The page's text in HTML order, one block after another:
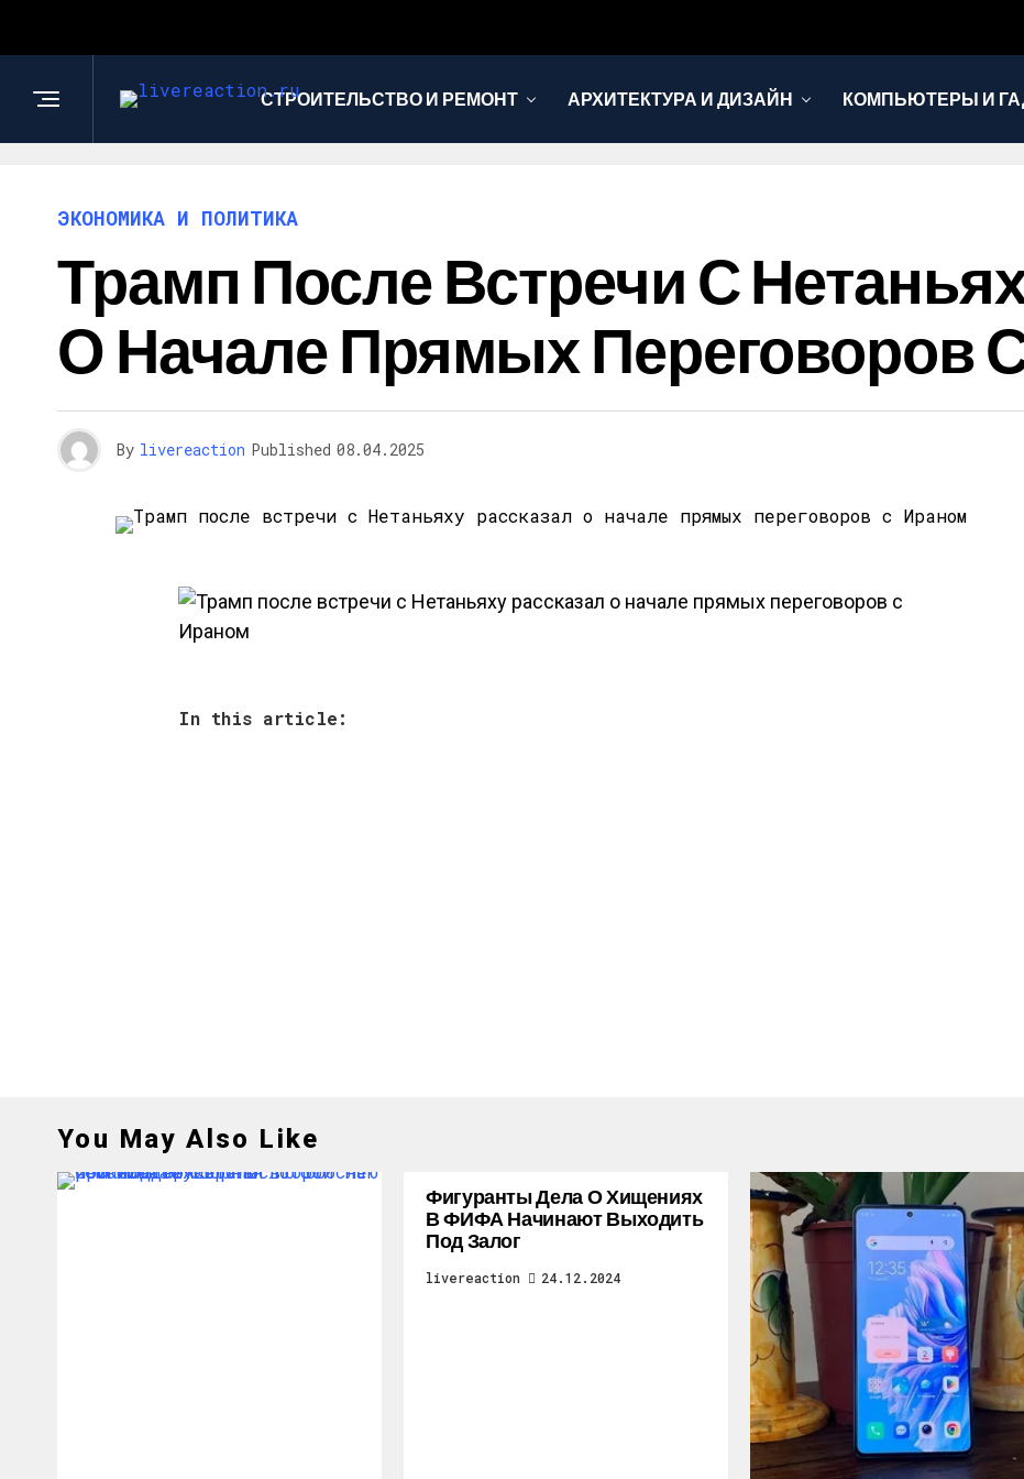
СТРОИТЕЛЬСТВО И РЕМОНТ АРХИТЕКТУРА И ДИЗАЙН КОМПЬЮТЕРЫ И
ЭКОНОМИКА И ПОЛИТИКА
Трамп После Встречи С
О Начале Прямых Переговоров
By livereaction Published 08.04.2025
In this article:
You May Also Like
Фигуранты Дела О Хищениях
В ФИФА Начинают Выходить
Под Залог
livereaction 24.12.2024